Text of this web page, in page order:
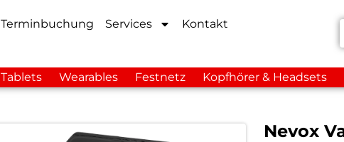
Terminbuchung Services
Kontakt
Tablets Wearables Festnetz Kopfhörer & Headsets
Nevox